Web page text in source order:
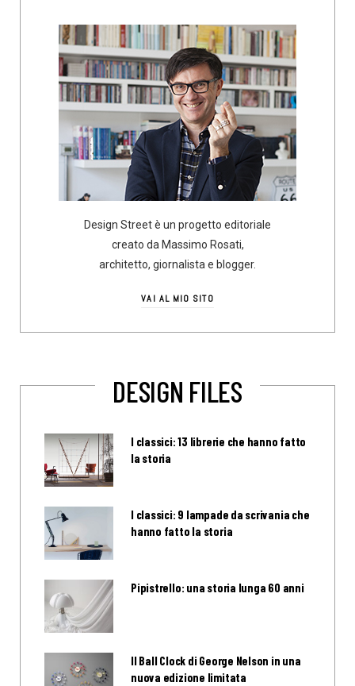
Design Street è un progetto editoriale
creato da Massimo Rosati,
architetto, giornalista e blogger.
VAI AL MIO SITO
DESIGN FILES
I classici: 13 librerie che hanno fatto
la storia
I classici: 9 lampade da scrivania che
hanno fatto la storia
Pipistrello: una storia lunga 60 anni
Il Ball Clock di George Nelson in una
nuova edizione limitata